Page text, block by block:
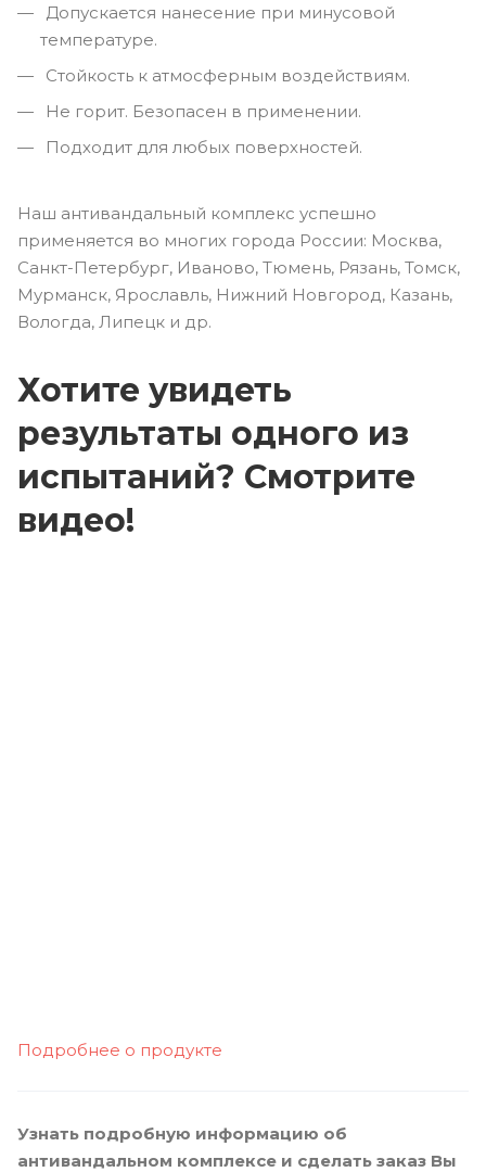
Допускается нанесение при минусовой
температуре.
Стойкость к атмосферным воздействиям.
Не горит. Безопасен в применении.
Подходит для любых поверхностей.
Наш антивандальный комплекс успешно
применяется во многих города России: Москва,
Санкт-Петербург, Иваново, Тюмень, Рязань, Томск,
Мурманск, Ярославль, Нижний Новгород, Казань,
Вологда, Липецк и др.
Хотите увидеть
результаты одного из
испытаний? Смотрите
видео!
Подробнее о продукте
Узнать подробную информацию об
антивандальном комплексе и сделать заказ Вы